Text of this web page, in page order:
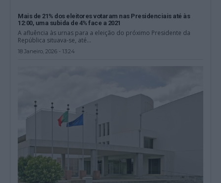
Mais de 21% dos eleitores votaram nas Presidenciais até às
12:00, uma subida de 4% face a 2021
A afluência às urnas para a eleição do próximo Presidente da
República situava-se, até...
18 Janeiro, 2026 - 13:24